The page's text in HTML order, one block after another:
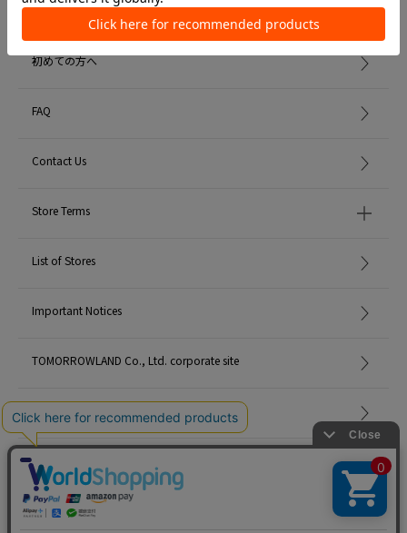
Member Services
初めての方へ
FAQ
Contact Us
Store Terms
List of Stores
Important Notices
TOMORROWLAND Co., Ltd. corporate site
Careers
Site Map